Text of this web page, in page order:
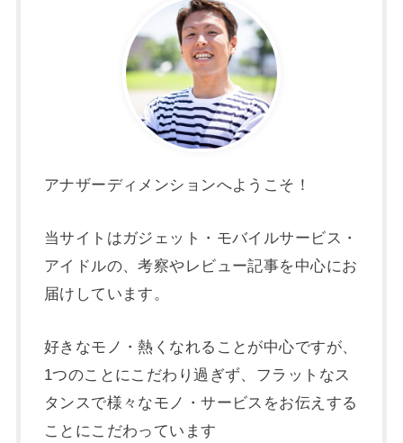
アナザーディメンションへようこそ！
当サイトはガジェット・モバイルサービス・
アイドルの、考察やレビュー記事を中心にお
届けしています。
好きなモノ・熱くなれることが中心ですが、
1つのことにこだわり過ぎず、フラットなス
タンスで様々なモノ・サービスをお伝えする
ことにこだわっています